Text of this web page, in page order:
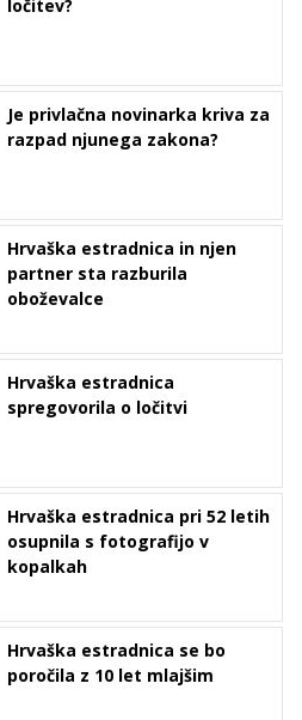
ločitev?
Je privlačna novinarka kriva za
razpad njunega zakona?
Hrvaška estradnica in njen
partner sta razburila
oboževalce
Hrvaška estradnica
spregovorila o ločitvi
Hrvaška estradnica pri 52 letih
osupnila s fotografijo v
kopalkah
Hrvaška estradnica se bo
poročila z 10 let mlajšim